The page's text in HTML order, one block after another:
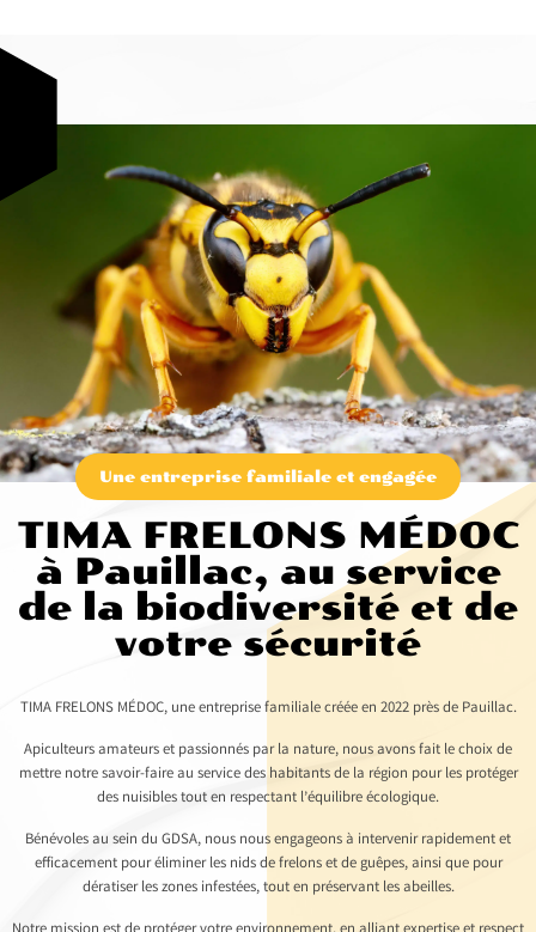
Une entreprise familiale et engagée
TIMA FRELONS MÉDOC
à Pauillac, au service
de la biodiversité et de
votre sécurité
TIMA FRELONS MÉDOC, une entreprise familiale créée en 2022 près de Pauillac.
Apiculteurs amateurs et passionnés par la nature, nous avons fait le choix de
mettre notre savoir-faire au service des habitants de la région pour les protéger
des nuisibles tout en respectant l’équilibre écologique.
Bénévoles au sein du GDSA, nous nous engageons à intervenir rapidement et
efficacement pour éliminer les nids de frelons et de guêpes, ainsi que pour
dératiser les zones infestées, tout en préservant les abeilles.